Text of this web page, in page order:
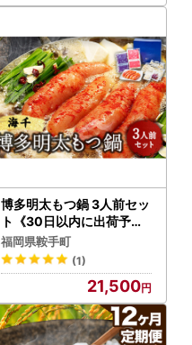
博多明太もつ鍋 3人前セッ
ト《30日以内に出荷予定(
土日祝除く)》
福岡県鞍手町
(1)
21,500